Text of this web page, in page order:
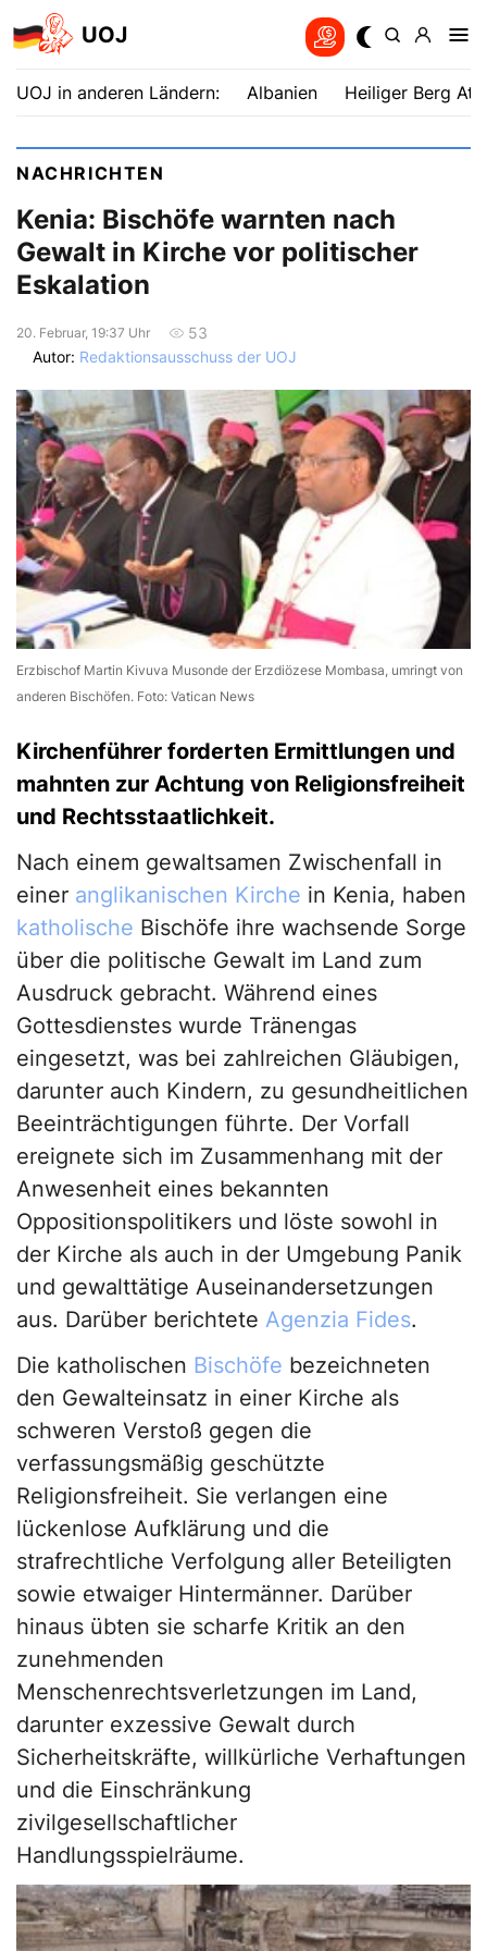
UOJ
UOJ in anderen Ländern: Albanien Heiliger Berg
NACHRICHTEN
Kenia: Bischöfe warnten nach
Gewalt in Kirche vor politischer
Eskalation
20. Februar, 19:37 Uhr
53
Autor: Redaktionsausschuss der UOJ
Erzbischof Martin Kivuva Musonde der Erzdiözese Mombasa, umringt von
anderen Bischöfen. Foto: Vatican News
Kirchenführer forderten Ermittlungen und
mahnten zur Achtung von Religionsfreiheit
und Rechtsstaatlichkeit.
Nach einem gewaltsamen Zwischenfall in
einer anglikanischen Kirche in Kenia, haben
katholische Bischöfe ihre wachsende Sorge
über die politische Gewalt im Land zum
Ausdruck gebracht. Während eines
Gottesdienstes wurde Tränengas
eingesetzt, was bei zahlreichen Gläubigen,
darunter auch Kindern, zu gesundheitlichen
Beeinträchtigungen führte. Der Vorfall
ereignete sich im Zusammenhang mit der
Anwesenheit eines bekannten
Oppositionspolitikers und löste sowohl in
der Kirche als auch in der Umgebung Panik
und gewalttätige Auseinandersetzungen
aus. Darüber berichtete Agenzia Fides.
Die katholischen Bischöfe bezeichneten
den Gewalteinsatz in einer Kirche als
schweren Verstoß gegen die
verfassungsmäßig geschützte
Religionsfreiheit. Sie verlangen eine
lückenlose Aufklärung und die
strafrechtliche Verfolgung aller Beteiligten
sowie etwaiger Hintermänner. Darüber
hinaus übten sie scharfe Kritik an den
zunehmenden
Menschenrechtsverletzungen im Land,
darunter exzessive Gewalt durch
Sicherheitskräfte, willkürliche Verhaftungen
und die Einschränkung
zivilgesellschaftlicher
Handlungsspielräume.